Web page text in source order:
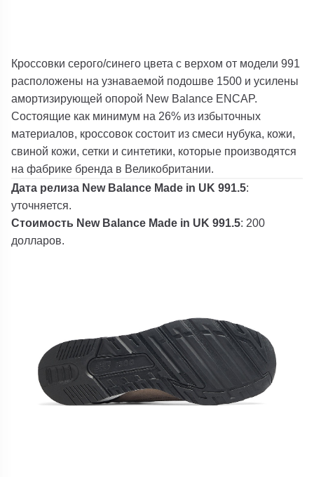
Кроссовки серого/синего цвета с верхом от модели 991
расположены на узнаваемой подошве 1500 и усилены
амортизирующей опорой New Balance ENCAP.
Состоящие как минимум на 26% из избыточных
материалов, кроссовок состоит из смеси нубука, кожи,
свиной кожи, сетки и синтетики, которые производятся
на фабрике бренда в Великобритании.
Дата релиза New Balance Made in UK 991.5:
уточняется.
Стоимость New Balance Made in UK 991.5: 200
долларов.